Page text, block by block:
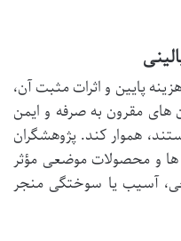
پایین و اثرات مثبت آن،
های مقرون به صرفه و ایمن
هموار کند. پژوهشگران
ها و محصولات موضعی مؤثر
آسیب یا سوختگی منجر